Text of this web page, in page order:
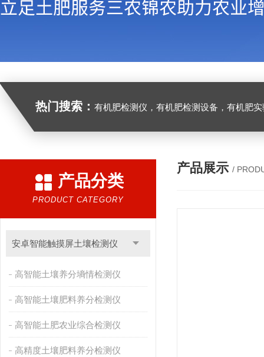
热门搜索： 有机肥检测仪，有机肥检测设备，有机肥实验室设备，生物有
产品分类
PRODUCT CATEGORY
安卓智能触摸屏土壤检测仪
高智能土壤养分墒情检测仪
高智能土壤肥料养分检测仪
高智能土肥农业综合检测仪
高精度土壤肥料养分检测仪
产品展示 /